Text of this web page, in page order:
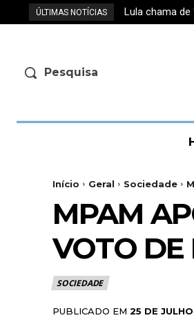
ÚLTIMAS NOTÍCIAS Lula chama de
Pesquisa
Início Geral Sociedade
MPAM
VOTO DE
SOCIEDADE
PUBLICADO EM 25 DE